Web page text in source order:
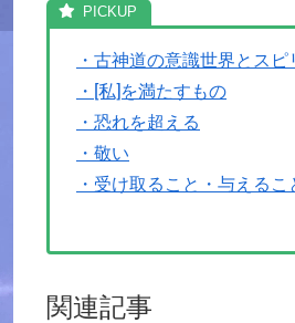
・古神道の意識世界とスピ
・[私]を満たすもの
・恐れを超える
・敬い
・受け取ること・与えるこ
関連記事